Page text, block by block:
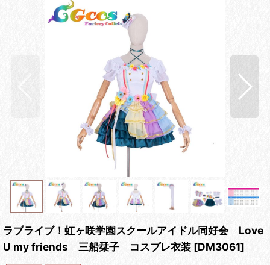
ラブライブ！虹ヶ咲学園スクールアイドル同好会 Love
U my friends 三船栞子 コスプレ衣装 [DM3061]